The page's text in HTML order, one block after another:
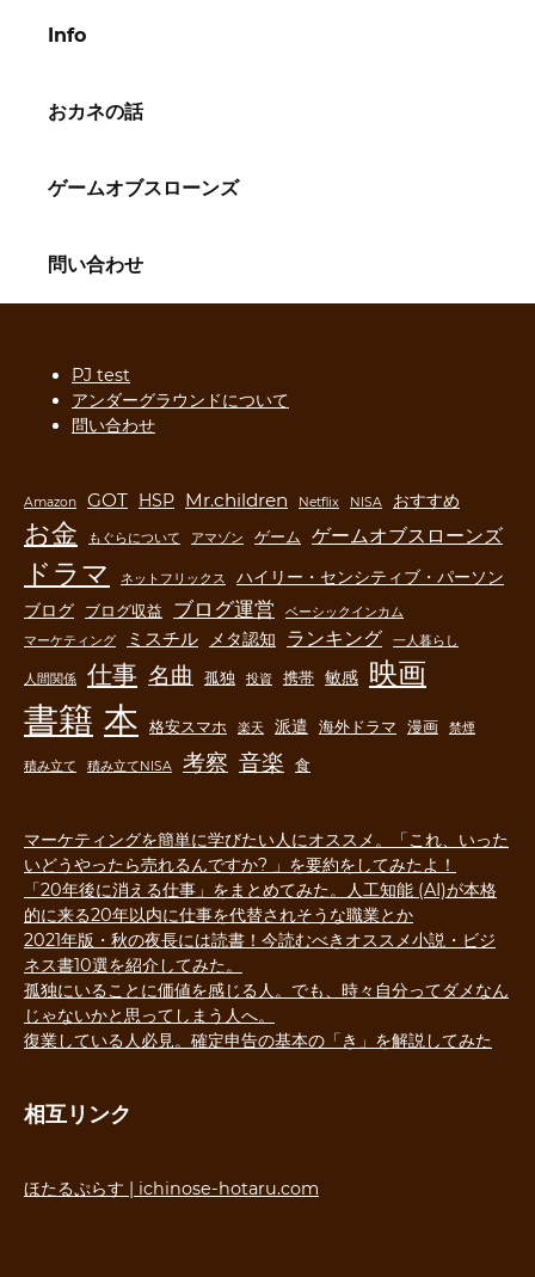
Info
おカネの話
ゲームオブスローンズ
問い合わせ
PJ test
アンダーグラウンドについて
問い合わせ
Amazon GOT HSP Mr.children Netflix NISA おすすめ
お金 もぐらについて アマゾン ゲーム ゲームオブスローンズ
ドラマ ネットフリックス
ハイリー・センシティブ・パーソン
ブログ
ブログ収益 ブログ運営
ベーシックインカム
マーケティング
ミスチル メタ認知 ランキング 一人暮らし
人間関係 仕事 名曲 孤独 投資 携帯 敏感 映画
書籍 本 格安スマホ 楽天 派遣 海外ドラマ 漫画 禁煙
積み立て 積み立てNISA 考察 音楽 食
マーケティングを簡単に学びたい人にオススメ。「これ、いった
いどうやったら売れるんですか? 」を要約をしてみたよ！
「20年後に消える仕事」をまとめてみた。人工知能 (AI)が本格
的に来る20年以内に仕事を代替されそうな職業とか
2021年版・秋の夜長には読書！今読むべきオススメ小説・ビジ
ネス書10選を紹介してみた。
孤独にいることに価値を感じる人。でも、時々自分ってダメなん
じゃないかと思ってしまう人へ。
復業している人必見。確定申告の基本の「き」を解説してみた
相互リンク
ほたるぷらす | ichinose-hotaru.com